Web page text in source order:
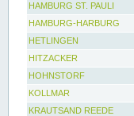
HAMBURG ST. PAULI
HAMBURG-HARBURG
HETLINGEN
HITZACKER
HOHNSTORF
KOLLMAR
KRAUTSAND REEDE